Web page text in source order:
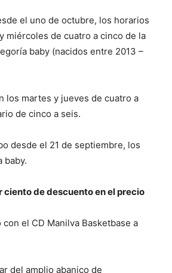
el uno de octubre, los horarios
miércoles de cuatro a cinco de la
baby (nacidos entre 2013 –
los martes y jueves de cuatro a
de cinco a seis.
desde el 21 de septiembre, los
baby.
de descuento en el precio
el CD Manilva Basketbase a
del amplio abanico de